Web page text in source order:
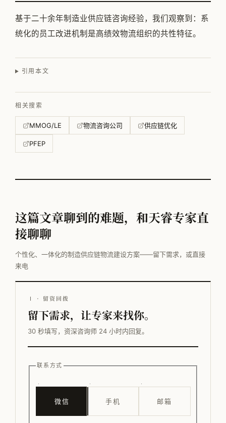
基于二十余年制造业供应链咨询经验，我们观察到：系
统化的员工改进机制是高绩效物流组织的共性特征。
引用本文
相关搜索
MMOG/LE 物流咨询公司 供应链优化
PFEP
这篇文章聊到的难题，和天睿专家直
接聊聊
个性化、一体化的制造供应链物流建设方案——留下需求，或直接
来电
Ⅰ · 留资回拨
留下需求，让专家来找你。
30 秒填写，资深咨询师 24 小时内回复。
联系方式
微信 手机 邮箱